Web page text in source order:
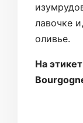
лавочке
оливье.
На